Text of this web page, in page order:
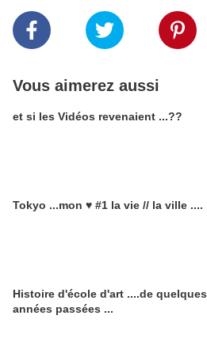
Vous aimerez aussi
et si les Vidéos revenaient ...??
Tokyo ...mon ♥ #1 la vie // la ville ....
Histoire d'école d'art ....de quelques
années passées ...